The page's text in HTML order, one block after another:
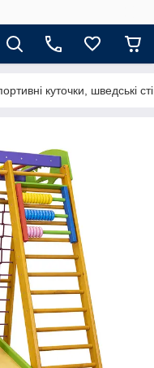
куточки, шведські